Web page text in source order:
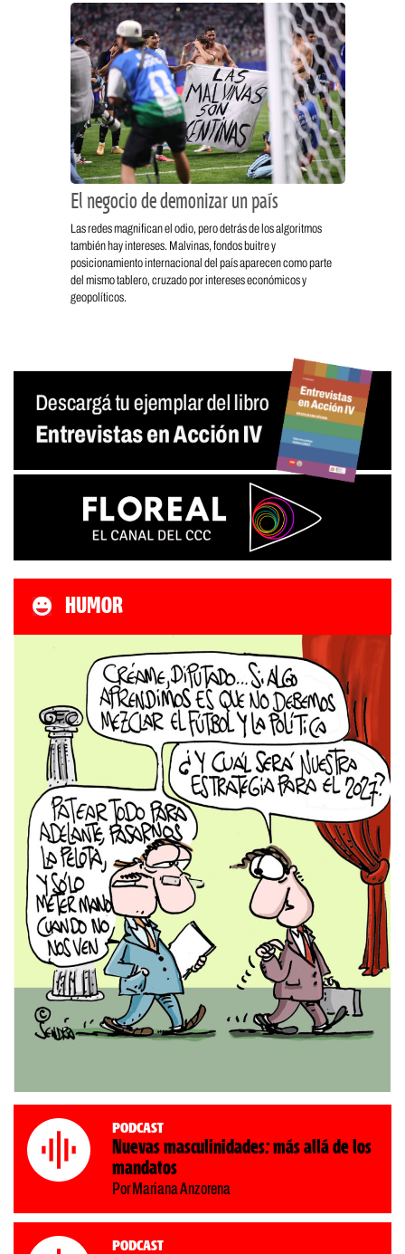
El negocio de demonizar un país
Las redes magnifican el odio, pero detrás de los algoritmos
también hay intereses. Malvinas, fondos buitre y
posicionamiento internacional del país aparecen como parte
del mismo tablero, cruzado por intereses económicos y
geopolíticos.
HUMOR
Podcast
Nuevas masculinidades: más allá de los
mandatos
Por Mariana Anzorena
Podcast